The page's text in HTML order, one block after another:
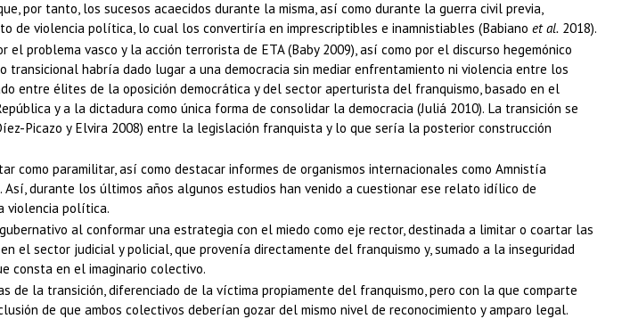
por tanto, los sucesos acaecidos durante la misma, así como durante la guerra civil previa,
de violencia política, lo cual los convertiría en imprescriptibles e inamnistiables (Babiano et al. 2018).
problema vasco y la acción terrorista de ETA (Baby 2009), así como por el discurso hegemónico
habría dado lugar a una democracia sin mediar enfrentamiento ni violencia entre los
entre élites de la oposición democrática y del sector aperturista del franquismo, basado en el
y a la dictadura como única forma de consolidar la democracia (Juliá 2010). La transición se
Picazo y Elvira 2008) entre la legislación franquista y lo que sería la posterior construcción
paramilitar, así como destacar informes de organismos internacionales como Amnistía
durante los últimos años algunos estudios han venido a cuestionar ese relato idílico de
violencia política.
al conformar una estrategia con el miedo como eje rector, destinada a limitar o coartar las
el sector judicial y policial, que provenía directamente del franquismo y, sumado a la inseguridad
consta en el imaginario colectivo.
la transición, diferenciado de la víctima propiamente del franquismo, pero con la que comparte
de que ambos colectivos deberían gozar del mismo nivel de reconocimiento y amparo legal.